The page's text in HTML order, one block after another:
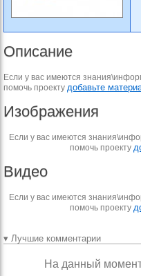
Описание
Если у вас имеются
помочь проекту добавьте
Изображения
Если у вас имеются
помочь проекту
Видео
Если у вас имеются
помочь проекту
▾ Лучшие комментарии
На данный